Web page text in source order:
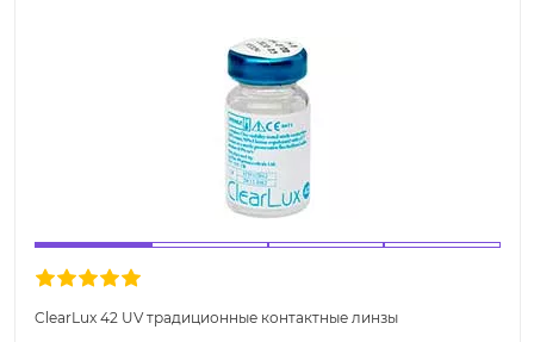
ClearLux 42 UV традиционные контактные линзы